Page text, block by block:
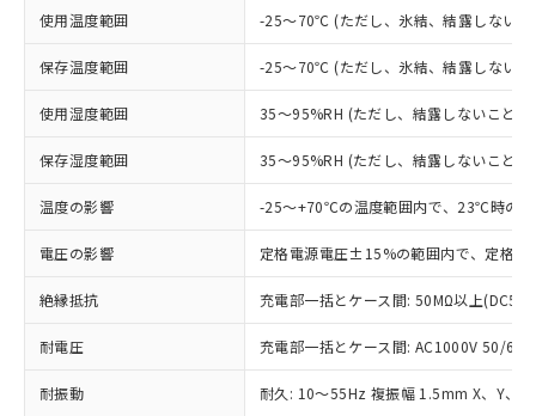
使用温度範囲 -25～70℃ (ただし、氷結、結露しないこ
保存温度範囲 -25～70℃ (ただし、氷結、結露しないこ
使用湿度範囲 35～95%RH (ただし、結露しないこと)
保存湿度範囲 35～95%RH (ただし、結露しないこと)
温度の影響 -25～+70℃の温度範囲内で、23℃時の
電圧の影響 定格電源電圧±15%の範囲内で、定格
絶縁抵抗 充電部一括とケース間: 50MΩ以上
耐電圧 充電部一括とケース間: AC1000V 50/
耐振動 耐久: 10～55Hz 複振幅 1.5mm X、Y、Z
ご利用条件
ご利用ください。
本サービスは、当社制御機器事業取扱
商品の当社在庫状況および標準価格
(税抜)を提供させていただくもので
当社制御機器事業取扱商品の中には、
本サービスの対象外となる商品もある
ことをご了承ください。
在庫状況および標準価格照会結果は、
記載している更新日時点での社内デー
タに基づき作成されるものであり、閲
有に対応した製品に切り替える予定のある
商品です。
対応予定なし：EU RoHS指令（10物質）の
非含有に非対応の商品で、対応品を出す予
調査・確認中：EU RoHS指令（10物質）の
非含有の対応状況を調査中または確認中の
商品です。
非該当品：ライセンス料など無形物で、有
害物質有無と関係のない商品です。
仕入先様の事情により、非含有部品として
いたものが、含有品と判明した場合などや
むを得ず変更することがあります。
*EU RoHS指令（10物質）：
鉛(Pb) 1000ppm以下、 水銀(Hg) 1000ppm以下、 カド
※1 中国RoHS○×表
「○」：最大均質材料含有率が中国RoHSの
基準値以下であることを示します。
「×」：最大均質材料含有率が中国RoHSの
基準値を超えていることを示します。
「－」：未確認です。当社販売部門へお問
*中国RoHS10物質の基準値 (GB/T26572)：
当社は、これら貴社製品のうち、外国
為替および外国貿易法に定める商品
（以下｢規制貨物等」という）を輸出
または国外への提供する場合は、日本